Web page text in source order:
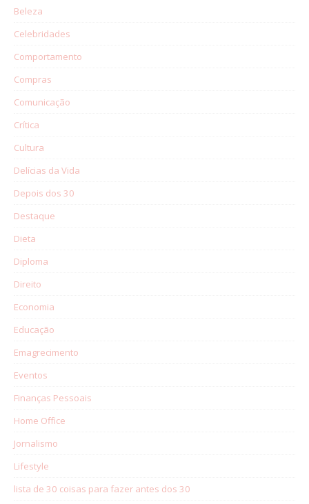
Beleza
Celebridades
Comportamento
Compras
Comunicação
Crítica
Cultura
Delícias da Vida
Depois dos 30
Destaque
Dieta
Diploma
Direito
Economia
Educação
Emagrecimento
Eventos
Finanças Pessoais
Home Office
Jornalismo
Lifestyle
lista de 30 coisas para fazer antes dos 30